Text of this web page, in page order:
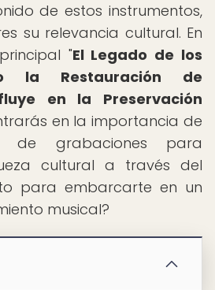
de estos instrumentos,
su relevancia cultural. En
"El Legado de los
la Restauración de
en la Preservación
en la importancia de
de grabaciones para
cultural a través del
para embarcarte en un
musical?